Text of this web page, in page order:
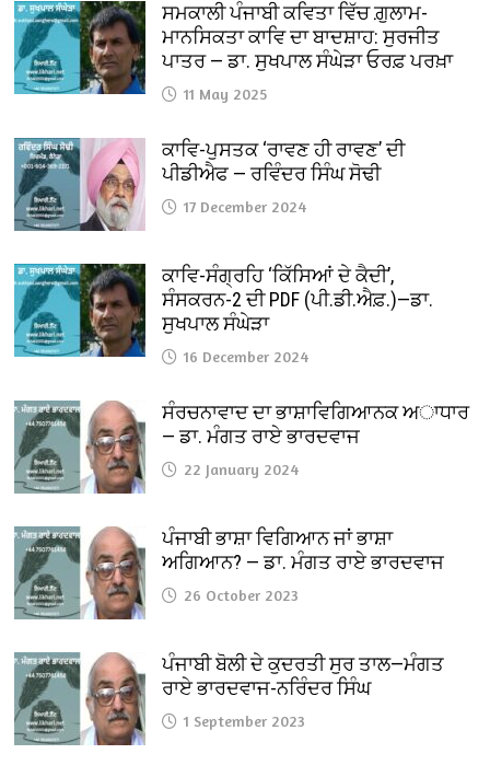
ਸਮਕਾਲੀ ਪੰਜਾਬੀ ਕਵਿਤਾ ਵਿੱਚ ਗ਼ੁਲਾਮ-
ਮਾਨਸਿਕਤਾ ਕਾਵਿ ਦਾ ਬਾਦਸ਼ਾਹ: ਸੁਰਜੀਤ
ਪਾਤਰ — ਡਾ. ਸੁਖਪਾਲ ਸੰਘੇੜਾ ਓਰਫ਼ ਪਰਖ਼ਾ
11 May 2025
ਕਾਵਿ-ਪੁਸਤਕ ‘ਰਾਵਣ ਹੀ ਰਾਵਣ’ ਦੀ
ਪੀਡੀਐਫ — ਰਵਿੰਦਰ ਸਿੰਘ ਸੋਢੀ
17 December 2024
ਕਾਵਿ-ਸੰਗ੍ਰਹਿ ‘ਕਿੱਸਿਆਂ ਦੇ ਕੈਦੀ’,
ਸੰਸਕਰਨ-2 ਦੀ PDF (ਪੀ.ਡੀ.ਐਫ਼.)—ਡਾ.
ਸੁਖਪਾਲ ਸੰਘੇੜਾ
16 December 2024
ਸੰਰਚਨਾਵਾਦ ਦਾ ਭਾਸ਼ਾਵਿਗਿਆਨਕ ਅਾਧਾਰ
— ਡਾ. ਮੰਗਤ ਰਾਏ ਭਾਰਦਵਾਜ
22 January 2024
ਪੰਜਾਬੀ ਭਾਸ਼ਾ ਵਿਗਿਆਨ ਜਾਂ ਭਾਸ਼ਾ
ਅਗਿਆਨ? — ਡਾ. ਮੰਗਤ ਰਾਏ ਭਾਰਦਵਾਜ
26 October 2023
ਪੰਜਾਬੀ ਬੋਲੀ ਦੇ ਕੁਦਰਤੀ ਸੁਰ ਤਾਲ—ਮੰਗਤ
ਰਾਏ ਭਾਰਦਵਾਜ-ਨਰਿੰਦਰ ਸਿੰਘ
1 September 2023